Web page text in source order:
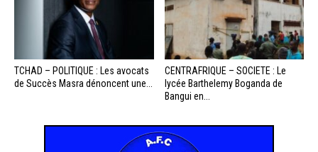
TCHAD – POLITIQUE : Les avocats
de Succès Masra dénoncent une...
CENTRAFRIQUE – SOCIETE : Le
lycée Barthelemy Boganda de
Bangui en...